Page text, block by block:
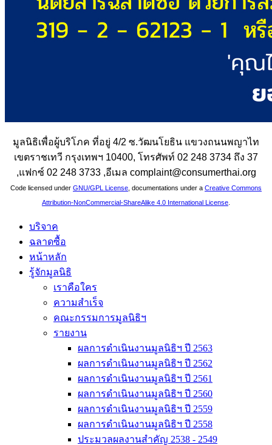
มูลนิธิเพื่อผู้บริโภค ที่อยู่ 4/2 ซ.วัฒนโยธิน แขวงถนนพญาไท
เขตราชเทวี กรุงเทพฯ 10400, โทรศัพท์ 02 248 3734 ถึง 37
,แฟกซ์ 02 248 3733 ,อีเมล complaint@consumerthai.org
Code licensed under GNU/GPL License , documentations under a Creative Commons
Attribution-NonCommercial-ShareAlike 4.0 International License
บริจาค
ฉลาดซื้อ
หน้าหลัก
รู้จักมูลนิธิ
เราคือใคร
ความสำเร็จ
คณะกรรมการมูลนิธิฯ
รายงาน
ผลการดำเนินงานมูลนิธิฯ ปี 2563
ผลการดำเนินงานมูลนิธิฯ ปี 2562
ผลการดำเนินงานมูลนิธิฯ ปี 2561
ผลการดำเนินงานมูลนิธิฯ ปี 2560
ผลการดำเนินงานมูลนิธิฯ ปี 2559
ผลการดำเนินงานมูลนิธิฯ ปี 2558
ประมวลผลงานสำคัญ 2538 - 2549